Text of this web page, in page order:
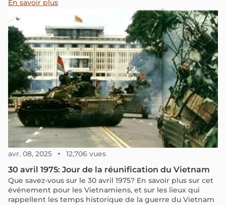
En savoir plus
avr. 08, 2025 12,706 vues
30 avril 1975: Jour de la réunification du Vietnam
Que savez-vous sur le 30 avril 1975? En savoir plus sur cet
événement pour les Vietnamiens, et sur les lieux qui
rappellent les temps historique de la guerre du Vietnam